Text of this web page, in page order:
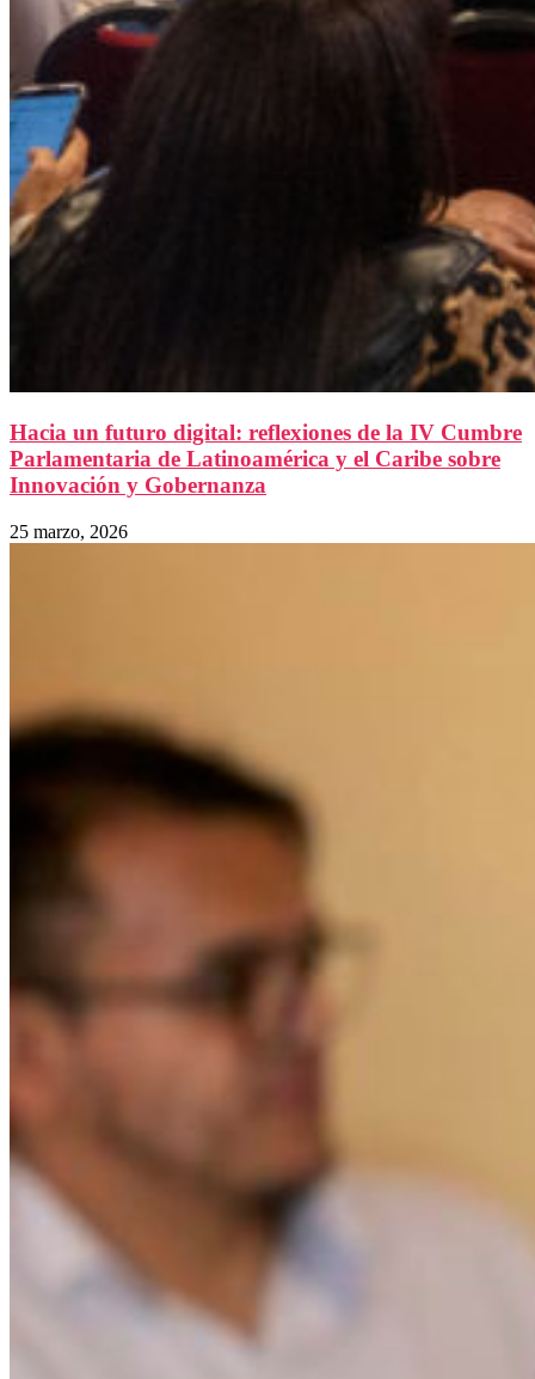
Hacia un futuro digital: reflexiones de la IV Cumbre
Parlamentaria de Latinoamérica y el Caribe sobre
Innovación y Gobernanza
25 marzo, 2026